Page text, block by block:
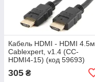
Кабель HDMI - HDMI 4.5м
Cablexpert, v1.4 (CC-
HDMI4-15) (код 59693)
305 ₴